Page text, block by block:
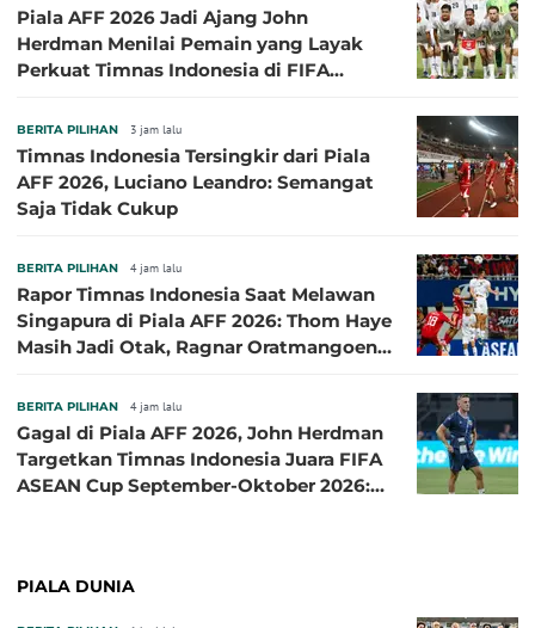
Piala AFF 2026 Jadi Ajang John
Herdman Menilai Pemain yang Layak
Perkuat Timnas Indonesia di FIFA
BERITA PILIHAN 3 jam lalu
Timnas Indonesia Tersingkir dari Piala
AFF 2026, Luciano Leandro: Semangat
Saja Tidak Cukup
BERITA PILIHAN 4 jam lalu
Rapor Timnas Indonesia Saat Melawan
Singapura di Piala AFF 2026: Thom Haye
Masih Jadi Otak, Ragnar Oratmangoen
BERITA PILIHAN 4 jam lalu
Gagal di Piala AFF 2026, John Herdman
Targetkan Timnas Indonesia Juara FIFA
ASEAN Cup September-Oktober 2026:
PIALA DUNIA